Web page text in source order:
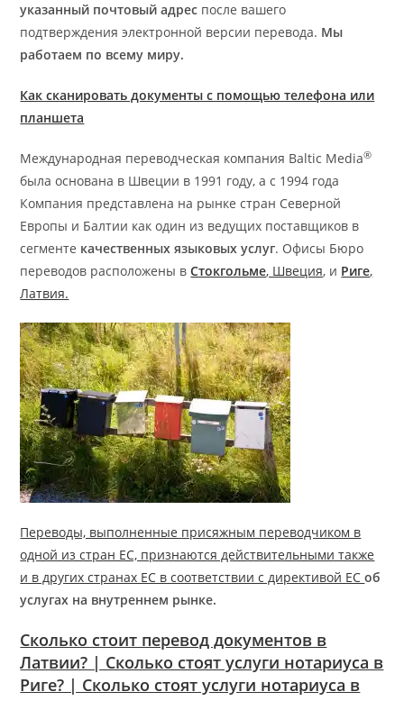
указанный почтовый адрес после вашего
подтверждения электронной версии перевода. Мы
работаем по всему миру.
Как сканировать документы с помощью телефона или
планшета
Международная переводческая компания Baltic Media®
была основана в Швеции в 1991 году, а с 1994 года
Компания представлена на рынке стран Северной
Европы и Балтии как один из ведущих поставщиков в
сегменте качественных языковых услуг. Офисы Бюро
переводов расположены вСтокгольме, Швеция, и Риге,
Латвия.
Переводы, выполненные присяжным переводчиком в
одной из стран ЕС, признаются действительными также
и в других странах ЕС в соответствии с директивой ЕСоб
услугах на внутреннем рынке.
Сколько стоит перевод документов в
Латвии? | Сколько стоят услуги нотариуса в
Риге? | Сколько стоят услуги нотариуса в